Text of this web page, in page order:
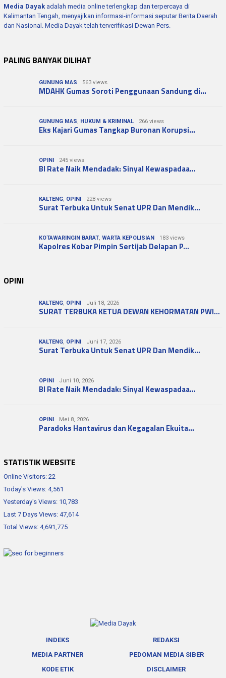
Media Dayak adalah media online terlengkap dan terpercaya di
Kalimantan Tengah, menyajikan informasi-informasi seputar Berita Daerah
dan Nasional. Media Dayak telah terverifikasi Dewan Pers.
PALING BANYAK DILIHAT
GUNUNG MAS 563 views
MDAHK Gumas Soroti Penggunaan Sandung di…
GUNUNG MAS, HUKUM & KRIMINAL 266 views
Eks Kajari Gumas Tangkap Buronan Korupsi…
OPINI 245 views
BI Rate Naik Mendadak: Sinyal Kewaspadaa…
KALTENG, OPINI 228 views
Surat Terbuka Untuk Senat UPR Dan Mendik…
KOTAWARINGIN BARAT, WARTA KEPOLISIAN 183 views
Kapolres Kobar Pimpin Sertijab Delapan P…
OPINI
KALTENG, OPINI Juli 18, 2026
SURAT TERBUKA KETUA DEWAN KEHORMATAN PWI…
KALTENG, OPINI Juni 17, 2026
Surat Terbuka Untuk Senat UPR Dan Mendik…
OPINI Juni 10, 2026
BI Rate Naik Mendadak: Sinyal Kewaspadaa…
OPINI Mei 8, 2026
Paradoks Hantavirus dan Kegagalan Ekuita…
STATISTIK WEBSITE
Online Visitors: 22
Today's Views: 4,561
Yesterday's Views: 10,783
Last 7 Days Views: 47,614
Total Views: 4,691,775
INDEKS
REDAKSI
MEDIA PARTNER
PEDOMAN MEDIA SIBER
KODE ETIK
DISCLAIMER